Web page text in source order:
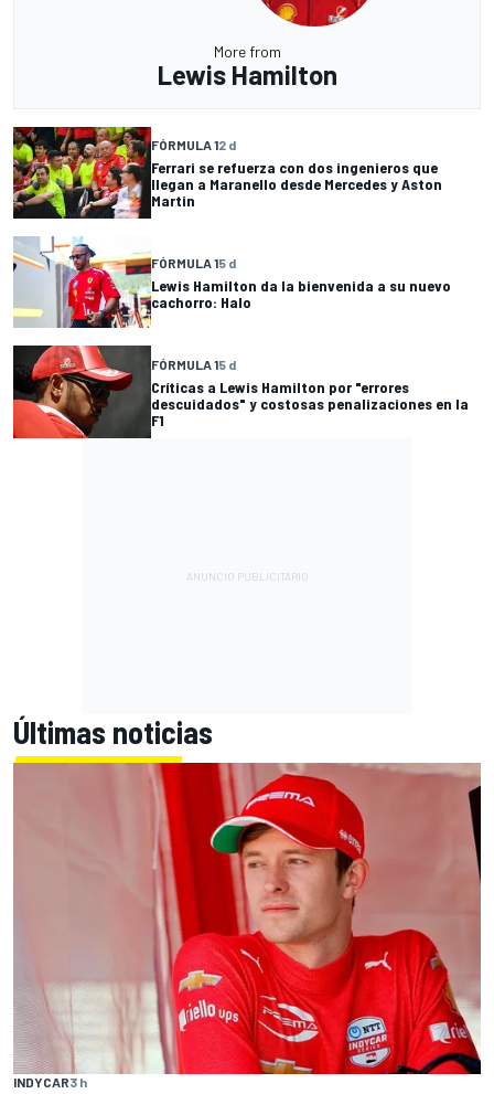
More from
Lewis Hamilton
FÓRMULA 12 d
Ferrari se refuerza con dos ingenieros que
llegan a Maranello desde Mercedes y Aston
Martin
FÓRMULA 15 d
Lewis Hamilton da la bienvenida a su nuevo
cachorro: Halo
FÓRMULA 15 d
Críticas a Lewis Hamilton por "errores
descuidados" y costosas penalizaciones en la
F1
Últimas noticias
INDYCAR3 h